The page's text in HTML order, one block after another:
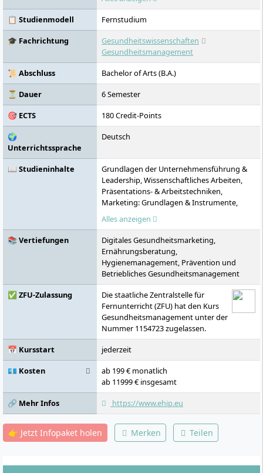
Bereichen Wirtschaft & Management sowie
Gesundheit, Sport & Ernährung an –
und jederzeit startbar. Neben dem
klassischen Fernstudium sind die meisten
Studiengänge auch dual studierbar.
📋 Studienmodell
Fernstudium
🎓 Fachrichtung
Gesundheitswissenschaften
Gesundheitsmanagement
📜 Abschluss
Bachelor of Arts (B.A.)
⏳ Dauer
6 Semester
🎯 ECTS
180 Credit-Points
🌍
Unterrichtssprache
Deutsch
📖 Studieninhalte
Grundlagen der Unternehmensführung &
Leadership, Wissenschaftliches Arbeiten,
Präsentations- & Arbeitstechniken,
Marketing: Grundlagen & Instrumente,
Grundlagen Recht, Zivilrecht
(Wirtschaftsrecht), Einführung in die
Betriebswirtschaftslehre,
Wirtschaftsmathematik: Grundlagen &
Anwendungen, Accounting: Einführung in
Rechnungswesen, Kosten- und
Leistungsrechnung, Economics/Einführung
in die VWL, Statistik, Einführung in die
Informationstechnologie, Personalwesen,
Mitarbeiterführung & Kollaboratives
Arbeiten, Digitalisierung, Datenschutz & -
management, Strukturen des
Gesundheitswesens, Gesundheitspolitik,
Dienstleistungsmanagement im
Gesundheitswesen, Physiologische
Grundlagen, Psychologische Grundlagen,
Rahmenbedingungen und
Abrechnungssysteme im
Gesundheitswesen, Investition &
Finanzierung im Gesundheitswesen,
Controlling im Gesundheitswesen,
Alles anzeigen
📚 Vertiefungen
Digitales Gesundheitsmarketing,
Ernährungsberatung,
Hygienemanagement, Prävention und
Betriebliches Gesundheitsmanagement
✅ ZFU-Zulassung
Die staatliche Zentralstelle für
Fernunterricht (ZFU) hat den Kurs
Gesundheitsmanagement unter der
Nummer 1154723 zugelassen.
📅 Kursstart
jederzeit
💶 Kosten
ab 199 € monatlich
ab 11999 € insgesamt
🔗 Mehr Infos
https://www.ehip.eu
👉 Jetzt Infopaket holen Merken Teilen